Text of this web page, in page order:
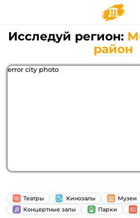
Исследуй регион:
район
error city photo
Театры Кинозалы Музеи
Концертные залы
Парки